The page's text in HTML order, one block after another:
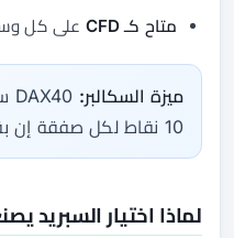
متاح كـ CFD
على كل
ميزة السكالبر:
10 نقاط لكل صفقة إن بقيت تكلفة التنفيذ ضيقة.
لماذا اختيار السبريد